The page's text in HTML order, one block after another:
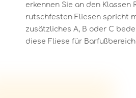
erkennen Sie an den Klassen
rutschfesten Fliesen spricht
zusätzliches A, B oder C
diese Fliese für